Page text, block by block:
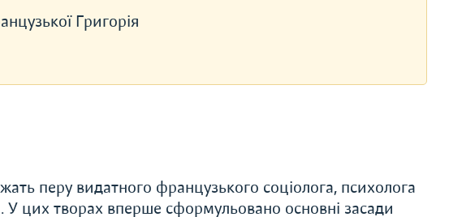
Григорія
перу видатного французького соціолога, психолога
У цих творах вперше сформульовано основні засади